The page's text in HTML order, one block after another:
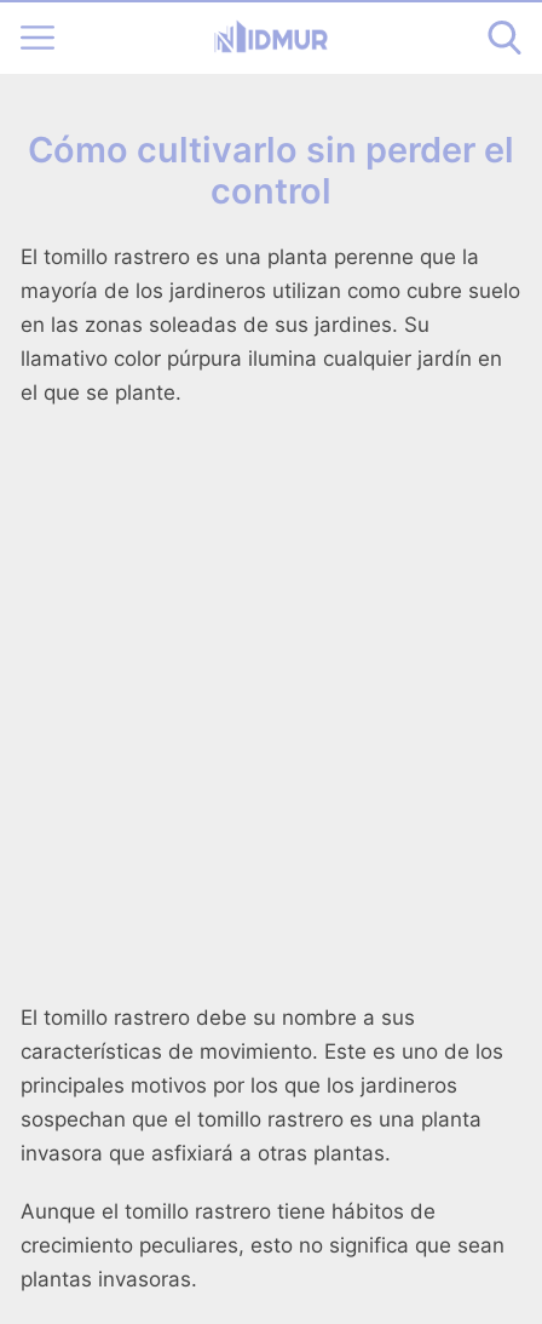
Cómo cultivarlo sin perder el
control
El tomillo rastrero es una planta perenne que la
mayoría de los jardineros utilizan como cubre suelo
en las zonas soleadas de sus jardines. Su
llamativo color púrpura ilumina cualquier jardín en
el que se plante.
El tomillo rastrero debe su nombre a sus
características de movimiento. Este es uno de los
principales motivos por los que los jardineros
sospechan que el tomillo rastrero es una planta
invasora que asfixiará a otras plantas.
Aunque el tomillo rastrero tiene hábitos de
crecimiento peculiares, esto no significa que sean
plantas invasoras.